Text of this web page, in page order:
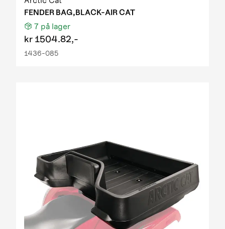
FENDER BAG,BLACK-AIR CAT
7 på lager
kr 1504.82,-
1436-085